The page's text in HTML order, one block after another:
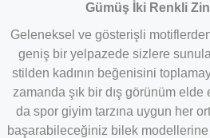
Gümüş İki Renkli
Geleneksel ve gösterişli
geniş bir yelpazede sizlere
stilden kadının beğenisini
zamanda şık bir dış görünüm
da spor giyim tarzına uygun her
başarabileceğiniz bilek